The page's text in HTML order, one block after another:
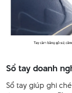
Sổ tay doanh
Sổ tay giúp ghi